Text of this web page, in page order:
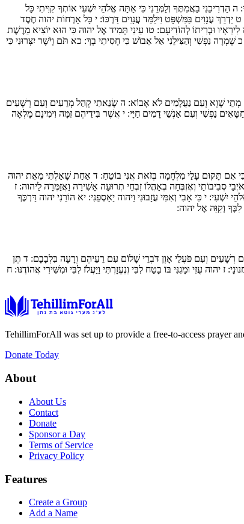
ה הַדְרִיכֵנִי בַאֲמִתֶּךָ וְלַמְּדֵנִי כִּי אַתָּה אֱלֹהֵי יִשְׁעִי אוֹתְךָ קִוִּיתִי כָּל
ט יַדְרֵךְ עֲנָוִים בַּמִּשְׁפָּט וִילַמֵּד עֲנָוִים דַּרְכּוֹ: י כָּל אָרְחוֹת יהוה חֶסֶד
לִירֵאָיו וּבְרִיתוֹ לְהוֹדִיעָם: טו עֵינַי תָּמִיד אֶל יהוה כִּי הוּא יוֹצִיא מֵרֶשֶׁת
כ שָׁמְרָה נַפְשִׁי וְהַצִּילֵנִי אַל אֵבוֹשׁ כִּי חָסִיתִי בָךְ: כא תֹּם וָיֹשֶׁר יִצְּרוּנִי כִּי
שָׁוְא וְעִם נַעֲלָמִים לֹא אָבוֹא: ה שָׂנֵאתִי קְהַל מְרֵעִים וְעִם רְשָׁעִים
נַפְשִׁי וְעִם אַנְשֵׁי דָמִים חַיָּי: י אֲשֶׁר בִּידֵיהֶם זִמָּה וִימִינָם מָלְאָה
אִם תָּקוּם עָלַי מִלְחָמָה בְּזֹאת אֲנִי בוֹטֵחַ: ד אַחַת שָׁאַלְתִּי מֵאֵת יהוה
סְבִיבוֹתַי וְאֶזְבְּחָה בְאָהֳלוֹ זִבְחֵי תְרוּעָה אָשִׁירָה וַאֲזַמְּרָה לַיהוה: ז
יִשְׁעִי: י כִּי אָבִי וְאִמִּי עֲזָבוּנִי וַיהוה יַאַסְפֵנִי: יא הוֹרֵנִי יהוה דַּרְכֶּךָ
וְקַוֵּה אֶל יהוה:
רְשָׁעִים וְעִם פֹּעֲלֵי אָוֶן דֹּבְרֵי שָׁלוֹם עִם רֵעֵיהֶם וְרָעָה בִּלְבָבָם: ד תֶּן
ז יהוה עֻזִּי וּמָגִנִּי בּוֹ בָטַח לִבִּי וְנֶעֱזָרְתִּי וַיַּעֲלֹז לִבִּי וּמִשִּׁירִי אֲהוֹדֶנּוּ: ח
TehillimForAll was set up to provide a free-to-access prayer
Donate Today
About
About Us
Contact
Donate
Sponsor a Day
Terms of Service
Privacy Policy
Features
Create a Group
Add a Name